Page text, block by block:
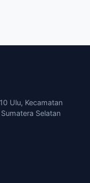
Ulu, Kecamatan
Selatan